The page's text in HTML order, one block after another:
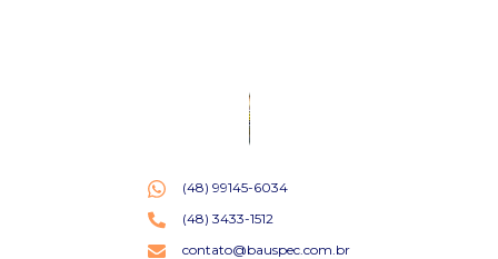
(48) 99145-6034
(48) 3433-1512
contato@bauspec.com.br